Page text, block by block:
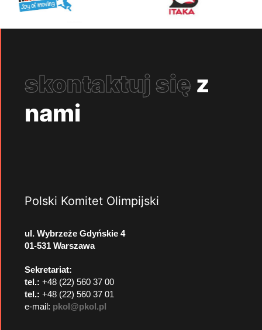
skontaktuj się z
nami
Polski Komitet Olimpijski
ul. Wybrzeże Gdyńskie 4
01-531 Warszawa
Sekretariat:
tel.: +48 (22) 560 37 00
tel.: +48 (22) 560 37 01
e-mail: pkol@pkol.pl